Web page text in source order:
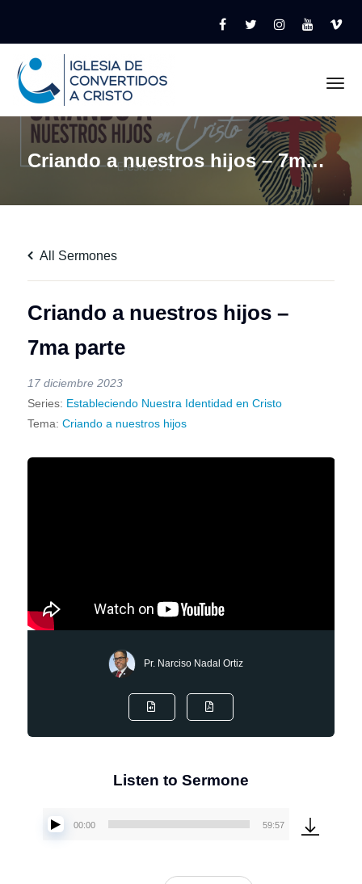
Criando a nuestros hijos – 7ma parte
All Sermones
Criando a nuestros hijos –
7ma parte
17 diciembre 2023
Series: Estableciendo Nuestra Identidad en Cristo
Tema: Criando a nuestros hijos
Pr. Narciso Nadal Ortiz
Listen to Sermone
Reproductor
audio
00:00 59:57